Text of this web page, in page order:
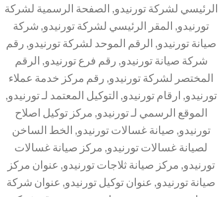
الرئيسي لشركة تورنيدو, الصفحة الرسمية لشركة
تورنيدو, المقر الرئيسي لشركة تورنيدو, شركة
صيانة تورنيدو, الرقم الموحد لشركة تورنيدو, رقم
شركة صيانة تورنيدو, رقم فرع تورنيدو, الرقم
المختصر لشركة تورنيدو, رقم مركز خدمة عملاء
تورنيدو, ارقام تورنيدو, التوكيل المعتمد لـ تورنيدو,
الموقع الرسمي لـ تورنيدو, مركز توكيل اصلاح
تورنيدو, صيانة غسالات تورنيدو, الخط الساخن
لصيانة غسالات تورنيدو, مركز صيانة غسالات
تورنيدو, مركز صيانة ثلاجات تورنيدو, عنوان مركز
صيانة تورنيدو, عنوان توكيل تورنيدو, عنوان شركة